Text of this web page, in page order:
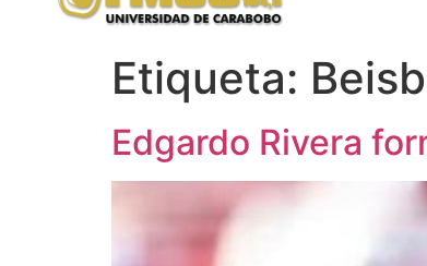
Etiqueta:
Edgardo Rivera